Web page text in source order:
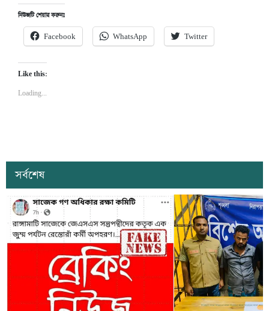
নিউজটি শেয়ার করুনঃ
Facebook WhatsApp Twitter
Like this:
Loading...
সর্বশেষ